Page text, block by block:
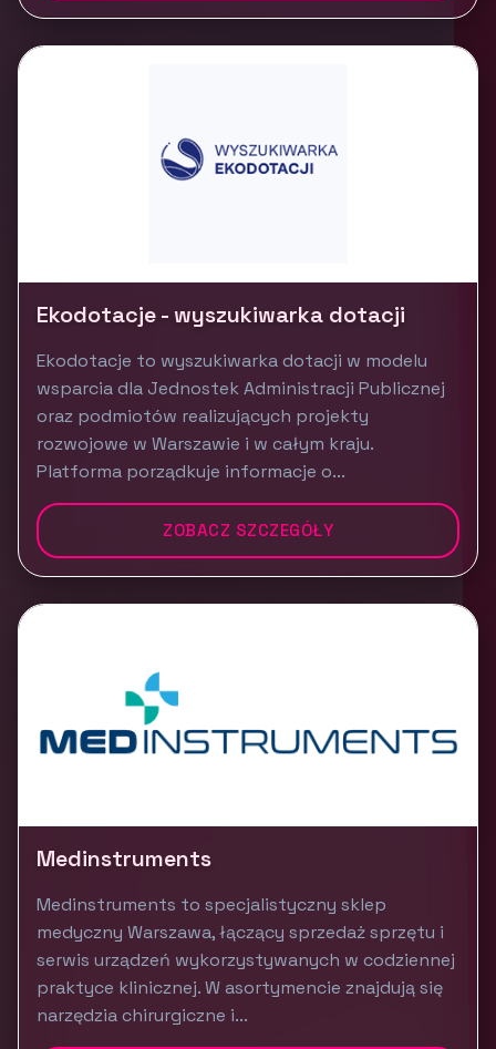
Ekodotacje - wyszukiwarka dotacji
Ekodotacje to wyszukiwarka dotacji w modelu
wsparcia dla Jednostek Administracji Publicznej
oraz podmiotów realizujących projekty
rozwojowe w Warszawie i w całym kraju.
Platforma porządkuje informacje o...
ZOBACZ SZCZEGÓŁY
Medinstruments
Medinstruments to specjalistyczny sklep
medyczny Warszawa, łączący sprzedaż sprzętu i
serwis urządzeń wykorzystywanych w codziennej
praktyce klinicznej. W asortymencie znajdują się
narzędzia chirurgiczne i...